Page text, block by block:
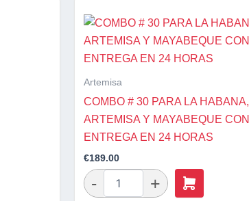
Artemisa
COMBO # 30 PARA LA HABANA,
ARTEMISA Y MAYABEQUE CON
ENTREGA EN 24 HORAS
€189.00